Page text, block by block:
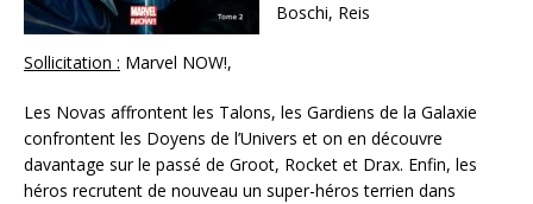
Boschi, Reis
Sollicitation : Marvel NOW!,
Les Novas affrontent les Talons, les Gardiens de la Galaxie
confrontent les Doyens de l’Univers et on en découvre
davantage sur le passé de Groot, Rocket et Drax. Enfin, les
héros recrutent de nouveau un super-héros terrien dans